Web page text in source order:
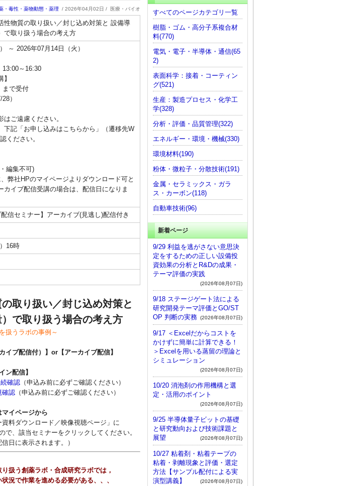
・毒性・薬物動態・薬理 / 2026年04月02日 / 医療・バイオ
性物質の取り扱い／封じ込め対策と 設備導
で取り扱う場合の考え方
～ 2026年07月14日（火）
13:00～16:30
まで受付
）
ご遠慮ください。
下記「お申し込みはこちらから」（遷移先W
ください。
編集不可)
弊社HPのマイページよりダウンロード可と
カイブ配信受講の場合は、配信日になりま
配信セミナー】アーカイブ(見逃し)配信付き
16時
取り扱い／封じ込め対策と
で取り扱う場合の考え方
扱うラボの事例～
イブ配信付）】or【アーカイブ配信】
ン配信】
確認 （申込み前に必ずご確認ください）
確認 （申込み前に必ずご確認ください）
イページから
料ダウンロード／映像視聴ページ」に
、該当セミナーをクリックしてください。
日に表示されます。）
扱う創薬ラボ・合成研究ラボでは，
況で作業を進める必要がある、、、
すべてのページカテゴリ一覧
樹脂・ゴム・高分子系複合材
料(770)
電気・電子・半導体・通信(65
2)
表面科学：接着・コーティン
グ(521)
生産：製造プロセス・化学工
学(328)
分析・評価・品質管理(322)
エネルギー・環境・機械(330)
環境材料(190)
粉体・微粒子・分散技術(191)
金属・セラミックス・ガラ
ス・カーボン(118)
自動車技術(96)
新着ページ
9/29 利益を逃がさない意思決
定をするための正しい設備投
資効果の分析とR&Dの成果・
テーマ評価の実践
(2026年08月07日)
9/18 ステージゲート法による
研究開発テーマ評価とGO/ST
OP 判断の実務 (2026年08月07日)
9/17 ＜Excelだからコストを
かけずに簡単に計算できる！
＞Excelを用いる蒸留の理論と
シミュレーション
(2026年08月07日)
10/20 消泡剤の作用機構と選
定・活用のポイント
(2026年08月07日)
9/25 半導体量子ビットの基礎
と研究動向および技術課題と
展望
(2026年08月07日)
10/27 粘着剤・粘着テープの
粘着・剥離現象と評価・選定
方法【サンプル配付による実
演型講義】
(2026年08月07日)